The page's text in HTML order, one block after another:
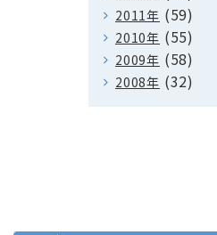
2011年 (59)
2010年 (55)
2009年 (58)
2008年 (32)